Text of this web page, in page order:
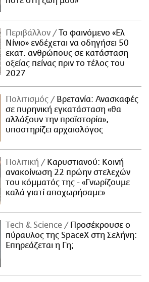
Περιβάλλον
Το φαινόμενο «Ελ
Νίνιο» ενδέχεται να οδηγήσει 50
εκατ. ανθρώπους σε κατάσταση
οξείας πείνας πριν το τέλος του
2027
Πολιτισμός
Βρετανία: Ανασκαφές
σε πυρηνική εγκατάσταση «θα
αλλάξουν την προϊστορία»,
υποστηρίζει αρχαιολόγος
Πολιτική
Καρυστιανού: Κοινή
ανακοίνωση 22 πρώην στελεχών
του κόμματός της - «Γνωρίζουμε
καλά γιατί αποχωρήσαμε»
Τech & Science
Προσέκρουσε ο
πύραυλος της SpaceX στη Σελήνη:
Επηρεάζεται η Γη;